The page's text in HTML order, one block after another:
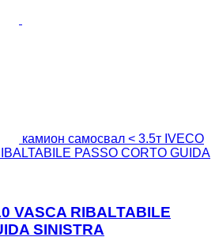
камион самосвал < 3.5т IVECO
PASSO CORTO GUIDA
VASCA RIBALTABILE
SINISTRA